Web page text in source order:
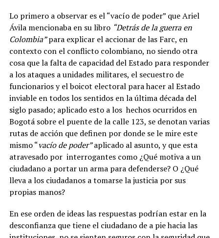
Lo primero a observar es el “vacío de poder” que Ariel
Ávila mencionaba en su libro “Detrás de la guerra en
Colombia”para explicar el accionar de las Farc, en
contexto con el conflicto colombiano, no siendo otra
cosa que la falta de capacidad del Estado para responder
a los ataques a unidades militares, el secuestro de
funcionarios y el boicot electoral para hacer al Estado
inviable en todos los sentidos en la última década del
siglo pasado; aplicado esto a los hechos ocurridos en
Bogotá sobre el puente de la calle 123, se denotan varias
rutas de acción que definen por donde se le mire este
mismo “vacío de poder”aplicado al asunto, y que esta
atravesado por interrogantes como ¿Qué motiva a un
ciudadano a portar un arma para defenderse? O ¿Qué
lleva a los ciudadanos a tomarse la justicia por sus
propias manos?
En ese orden de ideas las respuestas podrían estar en la
desconfianza que tiene el ciudadano de a pie hacia las